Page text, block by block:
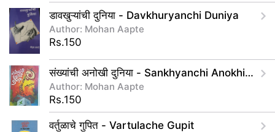
डावखुऱ्यांची दुनिया - Davkhuryanchi Duniya
Author: Mohan Aapte
Rs.150
संख्यांची अनोखी दुनिया - Sankhyanchi Anokhi Duniya
Author: Mohan Aapte
Rs.150
वर्तुळाचे गुपित - Vartulache Gupit